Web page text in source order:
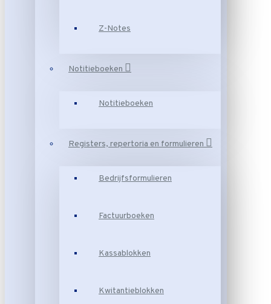
Z-Notes
Notitieboeken
Notitieboeken
Registers, repertoria en formulieren
Bedrijfsformulieren
Factuurboeken
Kassablokken
Kwitantieblokken